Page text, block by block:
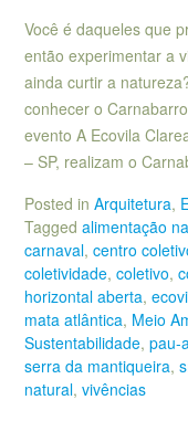
Você é daqueles que
então experimentar a
ainda curtir a
conhecer o
evento A Ecovila
– SP, realizam o
Posted in Arquitetura,
Tagged alimentação
carnaval, centro
coletividade, coletivo,
horizontal aberta,
mata atlântica, Meio
Sustentabilidade, pau-
serra da mantiqueira,
natural, vivências